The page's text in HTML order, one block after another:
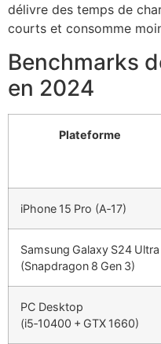
délivre des temps de
courts et consomme
Benchmarks
en 2024
Plateforme
iPhone 15 Pro (A‑17)
Samsung Galaxy S24 Ultra
(Snapdragon 8 Gen 3)
PC Desktop
(i5‑10400 + GTX 1660)